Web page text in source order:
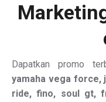
Dapatkan promo
yamaha vega force,
ride, fino, soul gt,